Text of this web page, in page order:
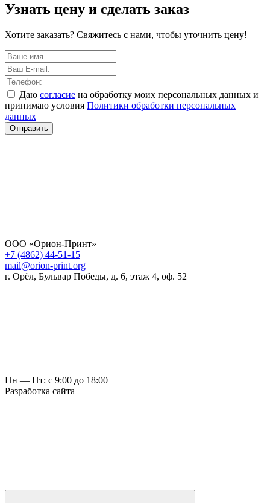
Узнать цену и сделать заказ
Хотите заказать? Свяжитесь с нами, чтобы уточнить цену!
Даю согласие на обработку моих персональных данных и
принимаю условия Политики обработки персональных
данных
Отправить
ООО «Орион-Принт»
+7 (4862) 44-51-15
mail@orion-print.org
г. Орёл, Бульвар Победы, д. 6, этаж 4, оф. 52
Пн — Пт: с 9:00 до 18:00
Разработка сайта